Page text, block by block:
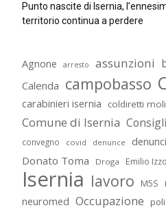
Punto nascite di Isernia,
territorio continua a perdere
Agnone arresto assunzioni
Calenda campobasso
carabinieri isernia coldiretti
Comune di Isernia
convegno covid denunce
Donato Toma Droga Emilio Izzo
Isernia lavoro M5S
neuromed Occupazione